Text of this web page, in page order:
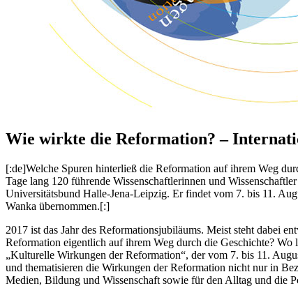
Wie wirkte die Reformation? –
[:de]Welche Spuren hinterließ die Reformation auf ihrem Weg
Tage lang 120 führende Wissenschaftlerinnen und
Universitätsbund Halle-Jena-Leipzig. Er findet vom 7. bis 11.
Wanka übernommen.[:]
2017 ist das Jahr des Reformationsjubiläums. Meist steht dabei
Reformation eigentlich auf ihrem Weg durch die Geschichte?
„Kulturelle Wirkungen der Reformation“, der vom 7. bis 11.
und thematisieren die Wirkungen der Reformation nicht nur in
Medien, Bildung und Wissenschaft sowie für den Alltag und die